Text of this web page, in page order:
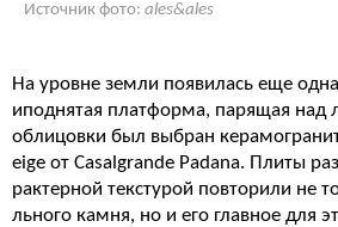
Источник фото: ales&ales
На уровне земли появилась еще
иподнятая платформа, парящая над
облицовки был выбран
eige от Casalgrande Padana. Плиты
рактерной текстурой повторили не
льного камня, но и его главное для